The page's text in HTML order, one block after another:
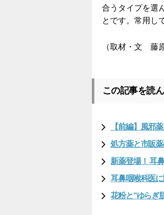
合うタイプを選
とです。常用し
（取材・文 藤
この記事を読
【前編】風邪
処方薬と市販
新薬登場！ 耳
耳鼻咽喉科医
花粉と“ゆらぎ